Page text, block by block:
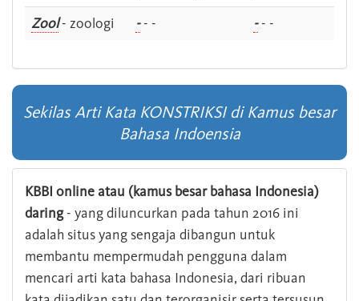
Zool- zoologi -- - -- -
Sekilas Arti Kata KONSTRIKSI di Kamus besar
Bahasa Indoensia
KBBI online atau (kamus besar bahasa Indonesia)
daring- yang diluncurkan pada tahun 2016 ini
adalah situs yang sengaja dibangun untuk
membantu mempermudah pengguna dalam
mencari arti kata bahasa Indonesia, dari ribuan